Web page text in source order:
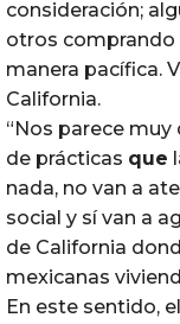
consideración;
otros comprando
manera pacífica.
California.
“Nos parece muy
de prácticas que
nada, no van a
social y sí van a
de California
mexicanas
En este sentido,